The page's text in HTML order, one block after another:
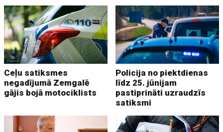
Ceļu satiksmes
negadījumā Zemgalē
gājis bojā motociklists
Policija no piektdienas
līdz 25. jūnijam
pastiprināti uzraudzīs
satiksmi